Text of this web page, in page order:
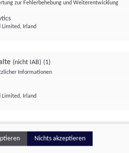
zur Fehlerbehebung und Weiterentwicklung
Limited, Irland
(nicht IAB) (1)
Informationen
Limited, Irland
Nichts akzeptieren